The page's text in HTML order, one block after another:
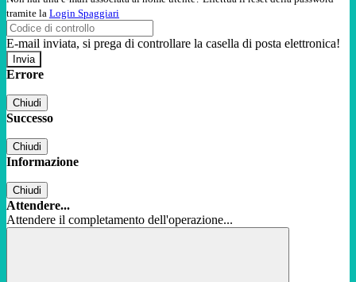
tramite la Login Spaggiari
E-mail inviata, si prega di controllare la casella di posta elettronica!
Errore
Chiudi
Successo
Chiudi
Informazione
Chiudi
Attendere...
Attendere il completamento dell'operazione...